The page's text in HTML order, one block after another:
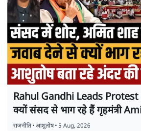
Rahul Gandhi Leads
क्यों संसद से भाग रहे हैं गृहमंत्री
राजनीति•आशुतोष•5 Aug, 2026